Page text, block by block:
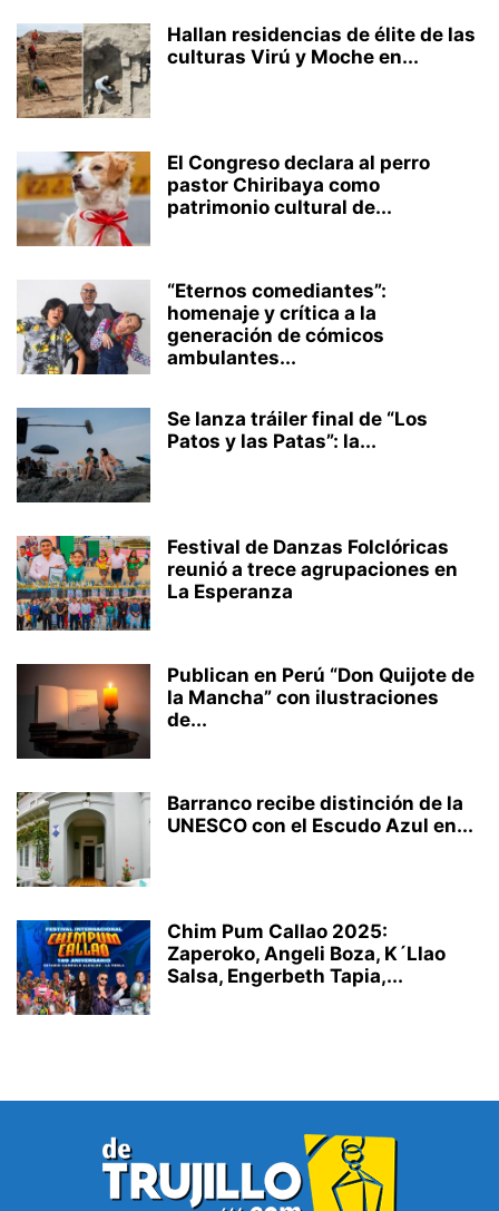
Hallan residencias de élite de las
culturas Virú y Moche en...
El Congreso declara al perro
pastor Chiribaya como
patrimonio cultural de...
“Eternos comediantes”:
homenaje y crítica a la
generación de cómicos
ambulantes...
Se lanza tráiler final de “Los
Patos y las Patas”: la...
Festival de Danzas Folclóricas
reunió a trece agrupaciones en
La Esperanza
Publican en Perú “Don Quijote de
la Mancha” con ilustraciones
de...
Barranco recibe distinción de la
UNESCO con el Escudo Azul en...
Chim Pum Callao 2025:
Zaperoko, Angeli Boza, K´Llao
Salsa, Engerbeth Tapia,...